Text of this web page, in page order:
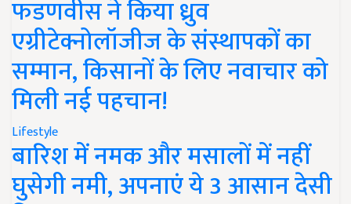
फडणवीस ने किया ध्रुव
एग्रीटेक्नोलॉजीज के संस्थापकों का
सम्मान, किसानों के लिए नवाचार को
मिली नई पहचान!
Lifestyle
बारिश में नमक और मसालों में नहीं
घुसेगी नमी, अपनाएं ये 3 आसान देसी